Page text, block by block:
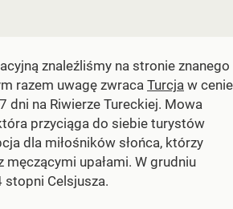
znaleźliśmy na stronie znanego
razem uwagę zwraca Turcja w cenie
dni na Riwierze Tureckiej. Mowa
przyciąga do siebie turystów
dla miłośników słońca, którzy
męczącymi upałami. W grudniu
stopni Celsjusza.